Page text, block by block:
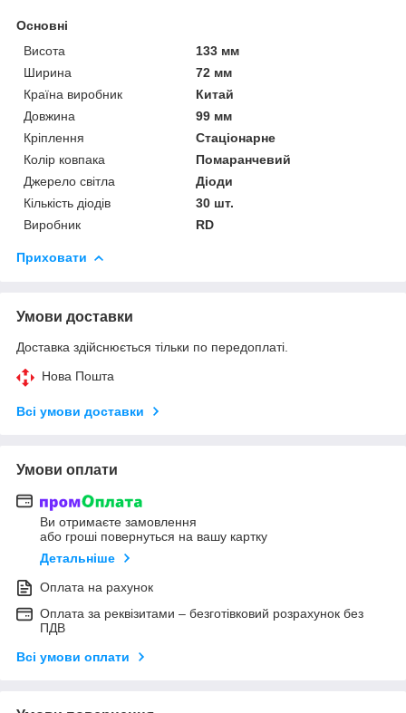
Основні
Висота
133 мм
Ширина
72 мм
Країна виробник
Китай
Довжина
99 мм
Кріплення
Стаціонарне
Колір ковпака
Помаранчевий
Джерело світла
Діоди
Кількість діодів
30 шт.
Виробник
RD
Приховати
Умови доставки
Доставка здійснюється тільки по передоплаті.
Нова Пошта
Всі умови доставки
Умови оплати
Ви отримаєте замовлення
або гроші повернуться на вашу картку
Детальніше
Оплата на рахунок
Оплата за реквізитами – безготівковий розрахунок без
ПДВ
Всі умови оплати